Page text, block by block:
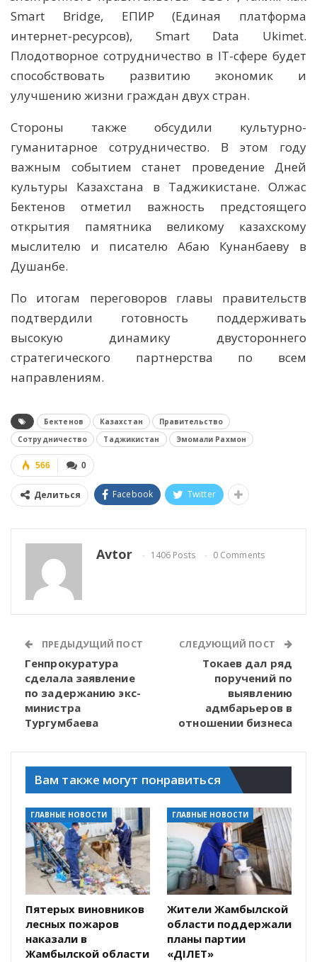
Smart Bridge, ЕПИР (Единая платформа
интернет-ресурсов), Smart Data Ukimet.
Плодотворное сотрудничество в IT-сфере будет
способствовать развитию экономик и
улучшению жизни граждан двух стран.
Стороны также обсудили культурно-
гуманитарное сотрудничество. В этом году
важным событием станет проведение Дней
культуры Казахстана в Таджикистане. Олжас
Бектенов отметил важность предстоящего
открытия памятника великому казахскому
мыслителю и писателю Абаю Кунанбаеву в
Душанбе.
По итогам переговоров главы правительств
подтвердили готовность поддерживать
высокую динамику двустороннего
стратегического партнерства по всем
направлениям.
Бектенов Казахстан
Правительство
Сотрудничество
Таджикистан Эмомали Рахмон
0
566
Делиться Facebook Twitter
Avtor 1406 Posts 0 Comments
ПРЕДЫДУЩИЙ ПОСТ
Генпрокуратура
сделала заявление
по задержанию экс-
министра
Тургумбаева
СЛЕДУЮЩИЙ ПОСТ
Токаев дал ряд
поручений по
выявлению
адмбарьеров в
отношении бизнеса
Вам также могут понравиться
ГЛАВНЫЕ НОВОСТИ
Пятерых виновников
лесных пожаров
наказали в
Жамбылской области
ГЛАВНЫЕ НОВОСТИ
Жители Жамбылской
области поддержали
планы партии
«ӘДІЛЕТ»